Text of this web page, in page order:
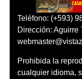
Teléfono: (+593)
Dirección: Aguirre
Prohibida la
cualquier idioma,